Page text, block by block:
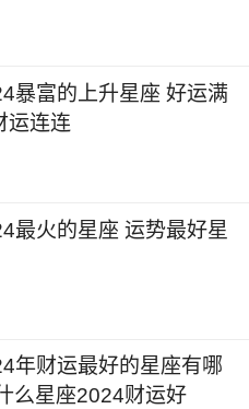
暴富的上升星座 好运满
运连连
最火的星座 运势最好星
年财运最好的星座有哪
么星座2024财运好